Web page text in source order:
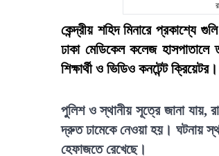
কেন্দ্রীয় শহিদ মিনারে প্রকাশ্যে
ঢাকা মেডিকেল কলেজ
শিক্ষার্থী ও ভিডিও কনটেন্ট ক্রিয়েটর।
পুলিশ ও স্থানীয় সূত্রে জানা যায়,
দ্রুত ঢামেকে নেওয়া হয়। ঘটনায়
হেফাজতে রেখেছে।